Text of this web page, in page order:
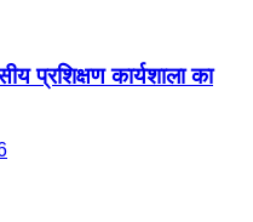
प्रशिक्षण कार्यशाला का